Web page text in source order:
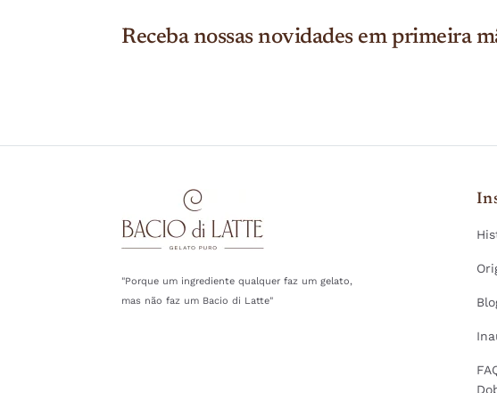
Receba nossas novidades em primeira
"Porque um ingrediente qualquer faz um gelato,
mas não faz um Bacio di Latte"